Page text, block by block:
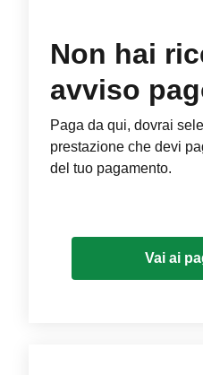
Non hai
avviso
Paga da qui, dovrai
prestazione che devi
del tuo pagamento.
Vai ai